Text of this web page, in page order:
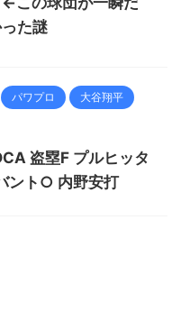
た謎
パワプロ 大谷翔平
盗塁F プルヒッタ
ント○ 内野安打